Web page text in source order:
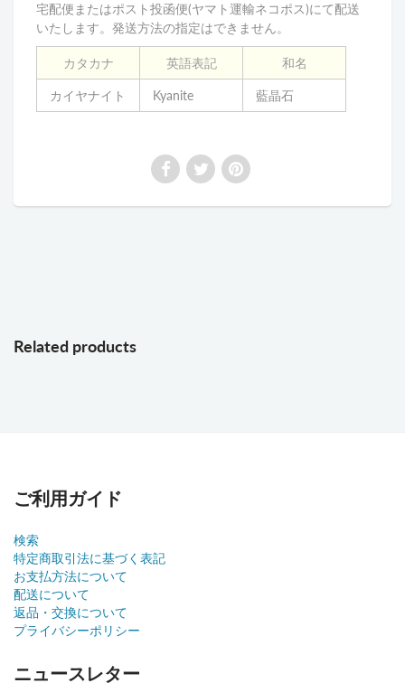
宅配便またはポスト投函便(ヤマト運輸ネコポス)にて配送
いたします。発送方法の指定はできません。
カタカナ 英語表記 和名
カイヤナイト Kyanite 藍晶石
Related products
ご利用ガイド
検索
特定商取引法に基づく表記
お支払方法について
配送について
返品・交換について
プライバシーポリシー
ニュースレター